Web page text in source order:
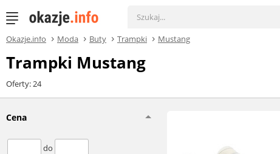
Okazje.info Moda Buty Trampki Mustang
Trampki Mustang
Oferty: 24
Cena
do